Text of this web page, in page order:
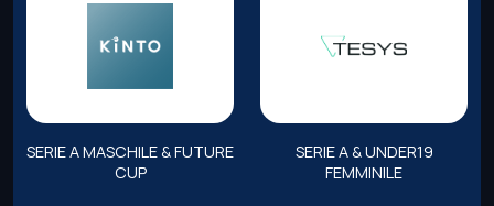
SERIE A MASCHILE & FUTURE
CUP
SERIE A & UNDER19
FEMMINILE